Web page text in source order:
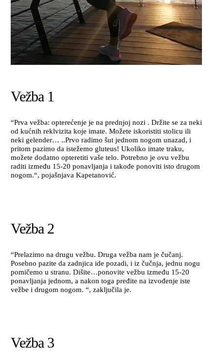
Vežba 1
“Prva vežba: opterećenje je na prednjoj nozi . Držite se za neki
od kućnih reklvizita koje imate. Možete iskoristiti stolicu ili
neki gelender… ..Prvo radimo šut jednom nogom unazad, i
pritom pazimo da istežemo gluteus! Ukoliko imate traku,
možete dodatno opteretiti vaše telo. Potrebno je ovu vežbu
raditi između 15-20 ponavljanja i takođe ponoviti isto drugom
nogom.“, pojašnjava Kapetanović.
Vežba 2
“Prelazimo na drugu vežbu. Druga vežba nam je čučanj.
Posebno pazite da zadnjica ide pozadi, i iz čučnja, jednu nogu
pomičemo u stranu. Dišite…ponovite vežbu između 15-20
ponavljanja jednom, a nakon toga pređite na izvođenje iste
vežbe i drugom nogom. “, zaključila je.
Vežba 3